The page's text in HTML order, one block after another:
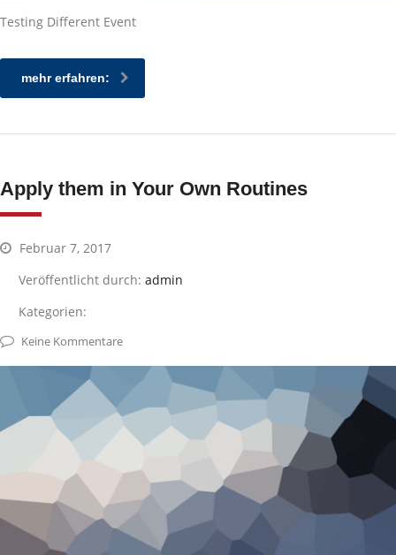
Testing Different Event
mehr erfahren:
Apply them in Your Own Routines
Februar 7, 2017
Veröffentlicht durch: admin
Kategorien:
Keine Kommentare